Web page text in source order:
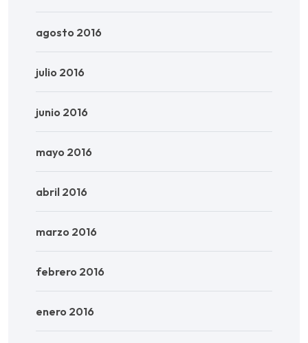
agosto 2016
julio 2016
junio 2016
mayo 2016
abril 2016
marzo 2016
febrero 2016
enero 2016